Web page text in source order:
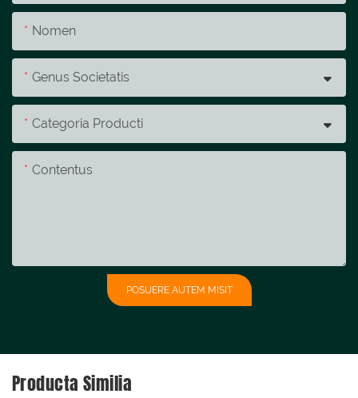
Nomen
Genus Societatis
Categoria Producti
Contentus
POSUERE AUTEM MISIT
Producta Similia